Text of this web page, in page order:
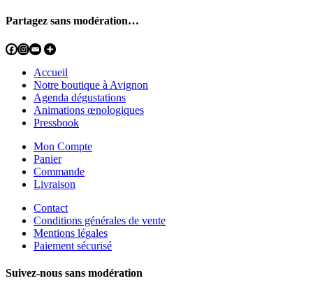
Partagez sans modération…
Accueil
Notre boutique à Avignon
Agenda dégustations
Animations œnologiques
Pressbook
Mon Compte
Panier
Commande
Livraison
Contact
Conditions générales de vente
Mentions légales
Paiement sécurisé
Suivez-nous sans modération